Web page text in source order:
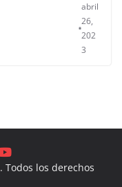
abril
26,
202
3
. Todos los derechos